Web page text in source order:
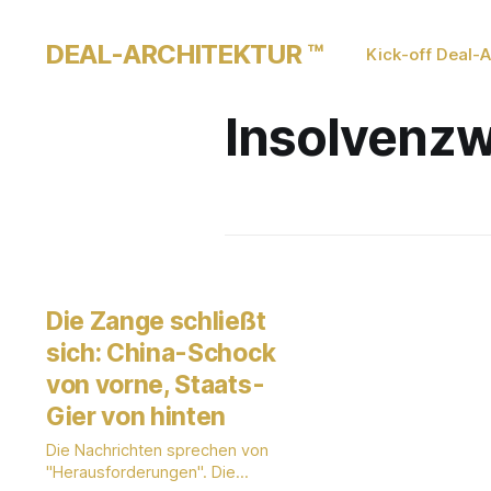
DEAL-ARCHITEKTUR ™ Kick-off Deal-
Die Zange schließt
sich: China-Schock
von vorne, Staats-
Gier von hinten
Die Nachrichten sprechen von
"Herausforderungen". Die